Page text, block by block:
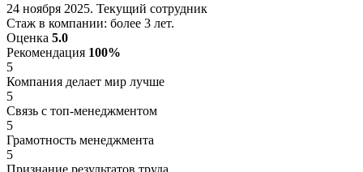
24 ноября 2025. Текущий сотрудник
Стаж в компании: более 3 лет.
Оценка 5.0
Рекомендация 100%
5
Компания делает мир лучше
5
Связь с топ-менеджментом
5
Грамотность менеджмента
5
Признание результатов труда